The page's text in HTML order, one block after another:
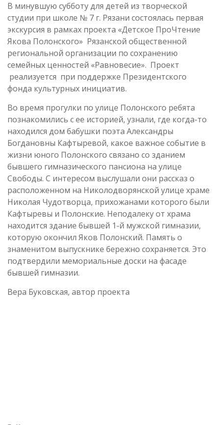
В минувшую субботу для детей из творческой
студии при школе № 7 г. Рязани состоялась первая
экскурсия в рамках проекта «Детское ПроЧтение
Якова Полонского» Рязанской общественной
региональной организации по сохранению
семейных ценностей «Равновесие». Проект
реализуется при поддержке Президентского
фонда культурных инициатив.
Во время прогулки по улице Полонского ребята
познакомились с ее историей, узнали, где когда-то
находился дом бабушки поэта Александры
Богдановны Кафтыревой, какое важное событие в
жизни юного Полонского связано со зданием
бывшего гимназического пансиона на улице
Свободы. С интересом выслушали они рассказ о
расположенном на Николодворянской улице храме
Николая Чудотворца, прихожанами которого были
Кафтыревы и Полонские. Неподалеку от храма
находится здание бывшей 1-й мужской гимназии,
которую окончил Яков Полонский. Память о
знаменитом выпускнике бережно сохраняется. Это
подтвердили мемориальные доски на фасаде
бывшей гимназии.
Вера Буковская, автор проекта